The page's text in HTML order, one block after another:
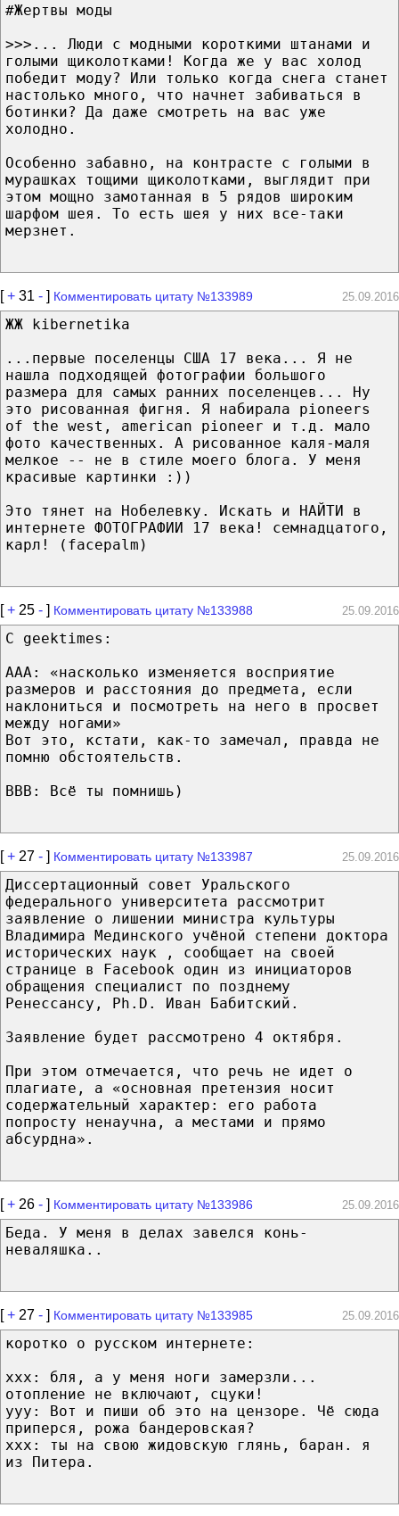
#Жертвы моды
>>>... Люди с модными короткими штанами и
голыми щиколотками! Когда же у вас холод
победит моду? Или только когда снега станет
настолько много, что начнет забиваться в
ботинки? Да даже смотреть на вас уже
холодно.
Особенно забавно, на контрасте с голыми в
мурашках тощими щиколотками, выглядит при
этом мощно замотанная в 5 рядов широким
шарфом шея. То есть шея у них все-таки
мерзнет.
[+ 31 - ] Комментировать цитату №133989 25.09.2016
ЖЖ kibernetika
...первые поселенцы США 17 века... Я не
нашла подходящей фотографии большого
размера для самых ранних поселенцев... Ну
это рисованная фигня. Я набирала pioneers
of the west, american pioneer и т.д. мало
фото качественных. А рисованное каля-маля
мелкое -- не в стиле моего блога. У меня
красивые картинки :))
Это тянет на Нобелевку. Искать и НАЙТИ в
интернете ФОТОГРАФИИ 17 века! семнадцатого,
карл! (facepalm)
[+ 25 - ] Комментировать цитату №133988 25.09.2016
С geektimes:
AAA: «насколько изменяется восприятие
размеров и расстояния до предмета, если
наклониться и посмотреть на него в просвет
между ногами»
Вот это, кстати, как-то замечал, правда не
помню обстоятельств.
BBB: Всё ты помнишь)
[+ 27 - ] Комментировать цитату №133987 25.09.2016
Диссертационный совет Уральского
федерального университета рассмотрит
заявление о лишении министра культуры
Владимира Мединского учёной степени доктора
исторических наук , сообщает на своей
странице в Facebook один из инициаторов
обращения специалист по позднему
Ренессансу, Ph.D. Иван Бабитский.
Заявление будет рассмотрено 4 октября.
При этом отмечается, что речь не идет о
плагиате, а «основная претензия носит
содержательный характер: его работа
попросту ненаучна, а местами и прямо
абсурдна».
[+ 26 - ] Комментировать цитату №133986 25.09.2016
Беда. У меня в делах завелся конь-
неваляшка..
[+ 27 - ] Комментировать цитату №133985 25.09.2016
коротко о русском интернете:
xxx: бля, а у меня ноги замерзли...
отопление не включают, сцуки!
yyy: Вот и пиши об это на цензоре. Чё сюда
приперся, рожа бандеровская?
xxx: ты на свою жидовскую глянь, баран. я
из Питера.